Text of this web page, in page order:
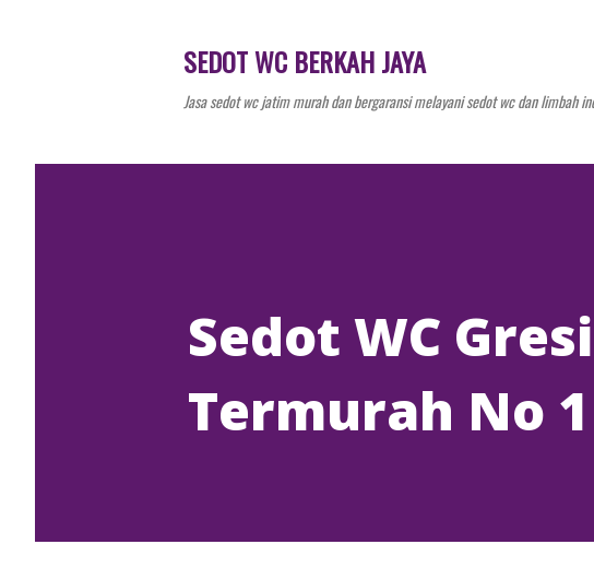
SEDOT WC BERKAH JAYA
Jasa sedot wc jatim murah dan bergaransi melayani sedot wc dan limbah
Sedot WC
Termurah No 1